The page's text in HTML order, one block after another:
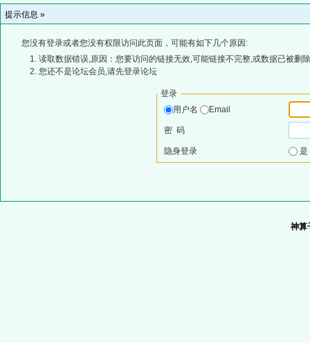
提示信息 »
您没有登录或者您没有权限访问此页面，可能有如下几个原因:
读取数据错误,原因：您要访问的链接无效,可能链接不完整,或数据已被删
您还不是论坛会员,请先登录论坛
登录
用户名
Email
密 码
隐身登录
神算